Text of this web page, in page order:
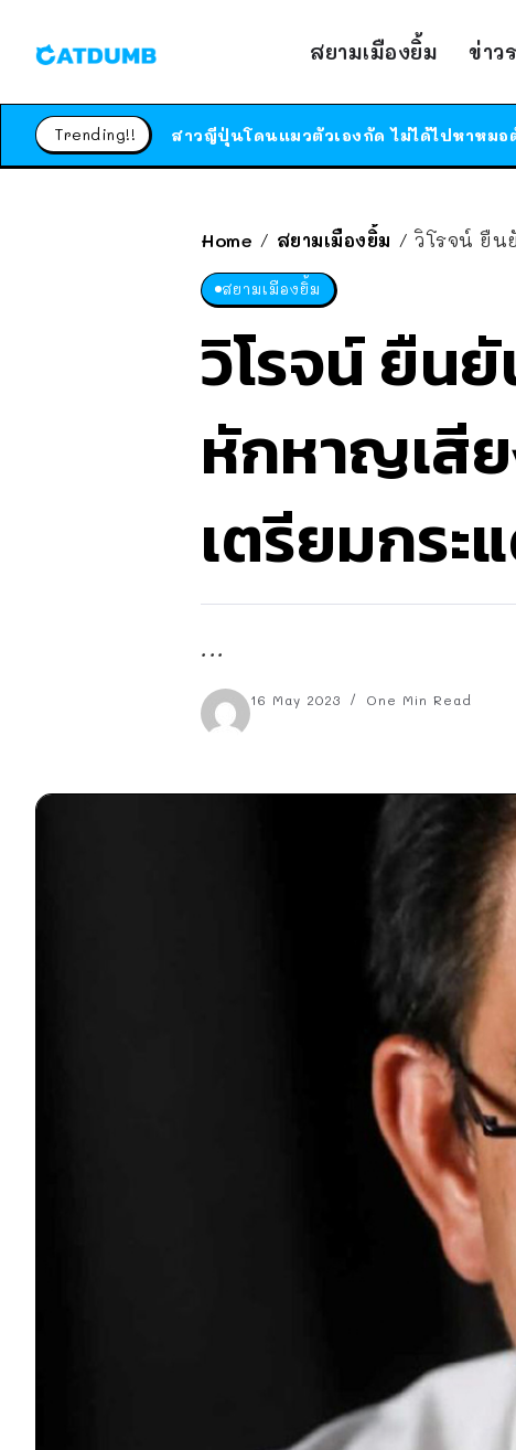
สยามเมืองยิ้ม ข่าว
Trending!!
Home / สยามเมืองยิ้ม / วิโรจน์ ยืน
สยามเมืองยิ้ม
วิโรจน์ ยืน
หักหาญเสีย
เตรียมกระ
...
16 May 2023 One Min Read